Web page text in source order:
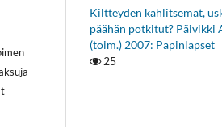
Kiltteyden kahlitsemat,
päähän potkitut? Päivikki
(toim.) 2007: Papinlapset
25